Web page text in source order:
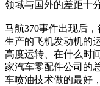
领域与国外的差距十
马航370事件出现后
生产的飞机发动机的
高度运转、在什么时
家汽车零配件公司的
车喷油技术做的最好